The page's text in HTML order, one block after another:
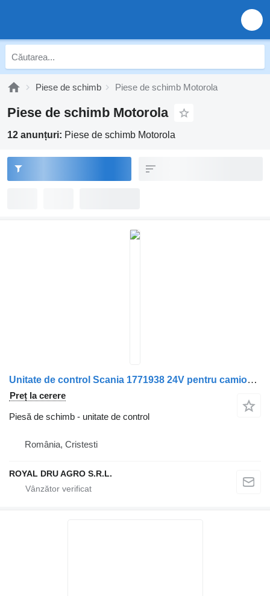
Piese de schimb Piese de schimb Motorola
Piese de schimb Motorola
12 anunțuri: Piese de schimb Motorola
Unitate de control Scania 1771938 24V pentru camion Motorola BCSC05A03
Preț la cerere
Piesă de schimb - unitate de control
România, Cristesti
ROYAL DRU AGRO S.R.L.